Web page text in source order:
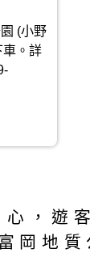
(小野
車。詳
，遊
岡地